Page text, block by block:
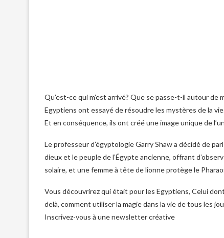
Qu’est-ce qui m’est arrivé? Que se passe-t-il autour de
Egyptiens ont essayé de résoudre les mystères de la
Et en conséquence, ils ont créé une image unique de
Le professeur d’égyptologie Garry Shaw a décidé de
dieux et le peuple de l’Égypte ancienne, offrant
solaire, et une femme à tête de lionne protège le
Vous découvrirez qui était pour les Egyptiens, Celui
delà, comment utiliser la magie dans la vie de tous les
Inscrivez-vous à une newsletter créative